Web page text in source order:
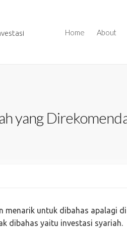
Home About
yang
menarik untuk dibahas apalagi
dibahas yaitu investasi syariah.